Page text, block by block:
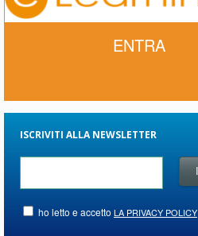
ENTRA
ISCRIVITI ALLA NEWSLETTER
ho letto e accetto LA PRIVACY POLICY